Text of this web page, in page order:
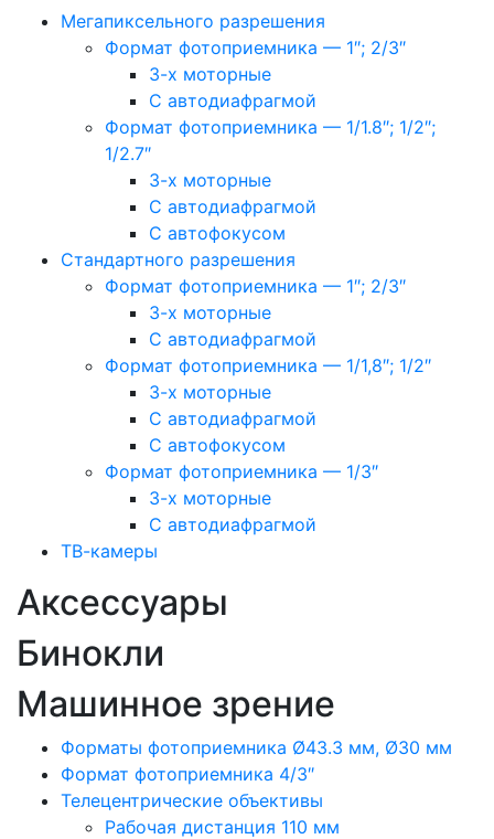
Мегапиксельного разрешения
Формат фотоприемника — 1″; 2/3″
3-х моторные
С автодиафрагмой
Формат фотоприемника — 1/1.8″; 1/2″;
1/2.7″
3-х моторные
С автодиафрагмой
С автофокусом
Стандартного разрешения
Формат фотоприемника — 1″; 2/3″
3-х моторные
С автодиафрагмой
Формат фотоприемника — 1/1,8″; 1/2″
3-х моторные
С автодиафрагмой
С автофокусом
Формат фотоприемника — 1/3″
3-х моторные
С автодиафрагмой
ТВ-камеры
Аксессуары
Бинокли
Машинное зрение
Форматы фотоприемника Ø43.3 мм, Ø30 мм
Формат фотоприемника 4/3″
Телецентрические объективы
Рабочая дистанция 110 мм